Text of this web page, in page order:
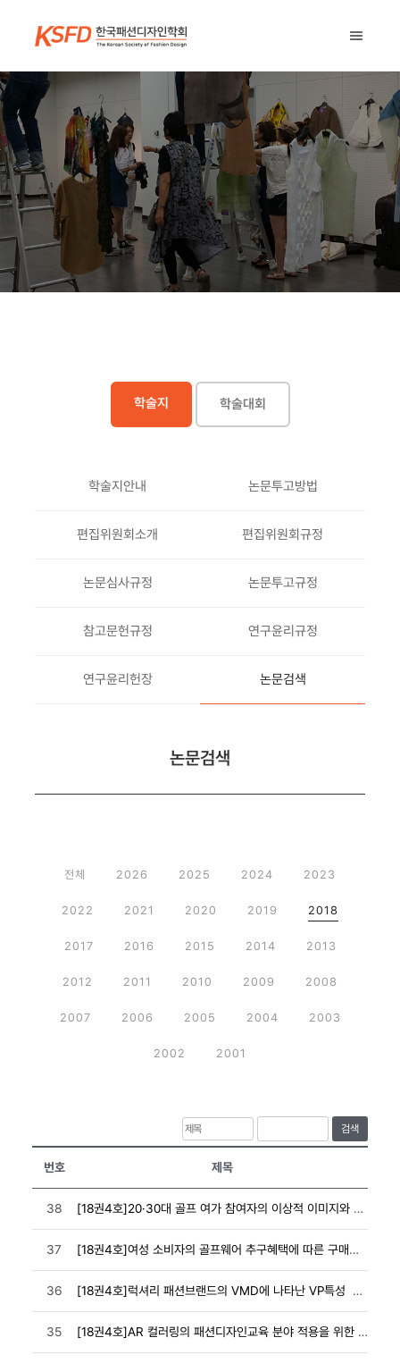
학술지 학술대회
학술지안내 논문투고방법
편집위원회소개 편집위원회규정
논문심사규정 논문투고규정
참고문헌규정 연구윤리규정
연구윤리헌장 논문검색
논문검색
전체 2026 2025 2024 2023
2022 2021 2020 2019 2018
2017 2016 2015 2014 2013
2012 2011 2010 2009 2008
2007 2006 2005 2004 2003
2002 2001
검색
번호 제목
38 [18권4호]20·30대 골프 여가 참여자의 이상적 이미지와 골프웨어 스타일
37 [18권4호]여성 소비자의 골프웨어 추구혜택에 따른 구매행동
36 [18권4호]럭셔리 패션브랜드의 VMD에 나타난 VP특성
35 [18권4호]AR 컬러링의 패션디자인교육 분야 적용을 위한 기술 동향 및 사례 연구